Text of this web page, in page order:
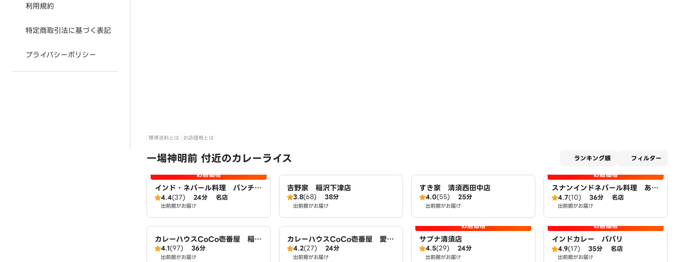
利用規約
特定商取引法に基づく表記
プライバシーポリシー
標準送料とは お店価格とは
一場神明前 付近のカレーライス ランキング順 フィルター
お店価格
インド・ネパール料理 バンチャ
ガル
4.4(37) 24分 名店
出前館がお届け
吉野家 稲沢下津店
3.8(68) 38分
出前館がお届け
すき家 清須西田中店
4.0(55) 25分
出前館がお届け
お店価格
スナンインドネパール料理 あま
店4.7(10) 36分 名店
出前館がお届け
カレーハウスCoCo壱番屋 稲沢
国府宮店（SD）
4.1(97) 36分
出前館がお届け
カレーハウスCoCo壱番屋 愛知
清洲店（SD）
4.2(27) 24分
出前館がお届け
お店価格
サプナ清須店
4.5(29) 24分
出前館がお届け
お店価格
インドカレー ババリ
4.9(17) 35分 名店
出前館がお届け